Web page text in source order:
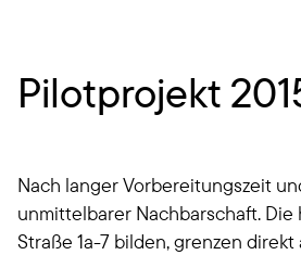
Pilotprojekt
Nach langer Vorbereitungszeit
unmittelbarer Nachbarschaft.
Straße 1a-7 bilden, grenzen